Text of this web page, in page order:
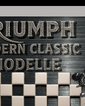
Scrambler, Bobber,